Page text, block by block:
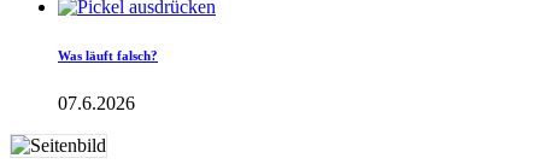
Was läuft falsch?
07.6.2026